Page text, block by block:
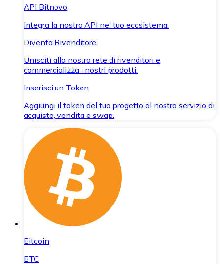
API Bitnovo
Integra la nostra API nel tuo ecosistema.
Diventa Rivenditore
Unisciti alla nostra rete di rivenditori e
commercializza i nostri prodotti.
Inserisci un Token
Aggiungi il token del tuo progetto al nostro servizio di
acquisto, vendita e swap.
Bitcoin
BTC